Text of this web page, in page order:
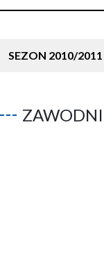
SEZON 2010/2011